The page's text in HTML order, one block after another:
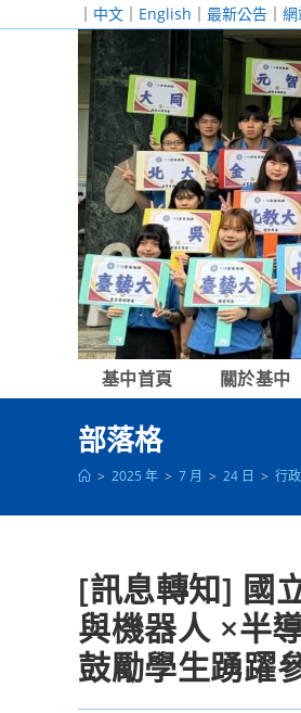
｜ 中文 ｜ English ｜ 最新公告 ｜
基中首頁 關於基中
部落格
> 2025 年 > 7 月 > 24 日 > 行
[訊息轉知] 國
與機器人 ×半
鼓勵學生踴躍